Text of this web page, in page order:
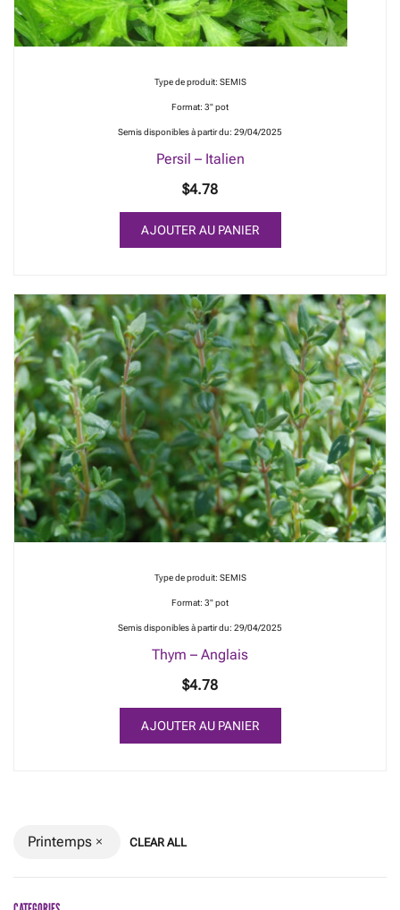
Type de produit: SEMIS
Format: 3" pot
Semis disponibles à partir du: 29/04/2025
Persil – Italien
$4.78
AJOUTER AU PANIER
Type de produit: SEMIS
Format: 3" pot
Semis disponibles à partir du: 29/04/2025
Thym – Anglais
$4.78
AJOUTER AU PANIER
Printemps CLEAR ALL